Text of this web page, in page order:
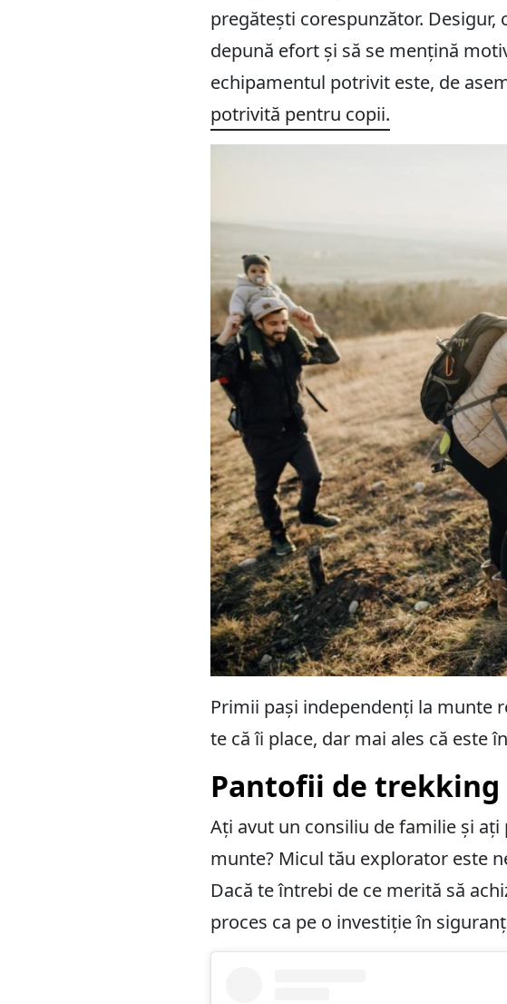
pregătești corespunzător.
depună efort și să se mențină
echipamentul potrivit este, de
potrivită pentru copii.
Primii pași independenți la munte
te că îi place, dar mai ales că este
Pantofii de trekking
Ați avut un consiliu de familie și
munte? Micul tău explorator este
Dacă te întrebi de ce merită să
proces ca pe o investiție în